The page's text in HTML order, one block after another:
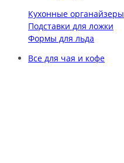
Кухонные органайзеры
Подставки для ложки
Формы для льда
Все для чая и кофе